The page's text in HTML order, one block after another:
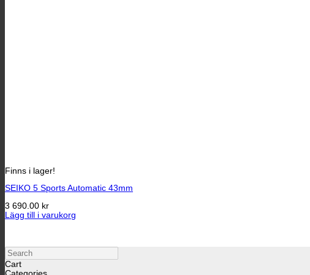
Finns i lager!
SEIKO 5 Sports Automatic 43mm
3 690.00 kr
Lägg till i varukorg
Search
Cart